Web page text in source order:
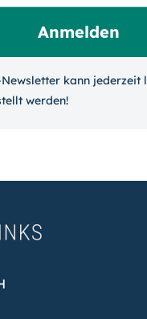
kann jeder­zeit
werden!